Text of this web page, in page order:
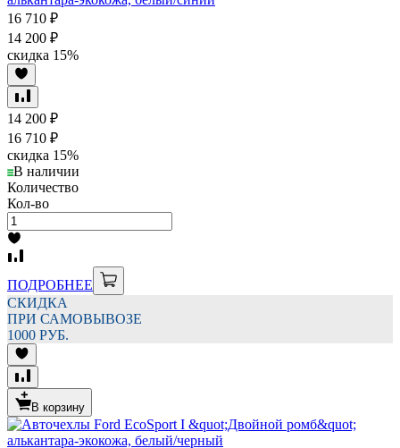
16 710 ₽
14 200 ₽
скидка 15%
14 200 ₽
16 710 ₽
скидка 15%
В наличии
Количество
Кол-во
ПОДРОБНЕЕ
СКИДКА
ПРИ САМОВЫВОЗЕ
1000 РУБ.
В корзину